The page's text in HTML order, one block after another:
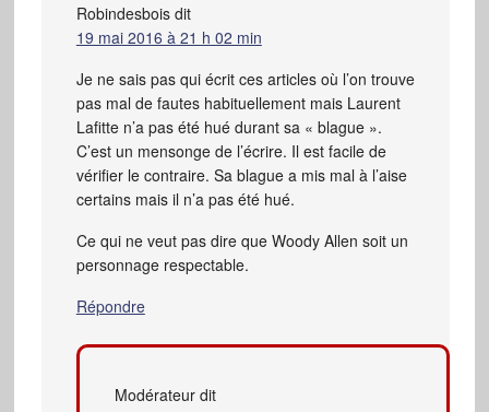
Robindesbois dit
19 mai 2016 à 21 h 02 min
Je ne sais pas qui écrit ces articles où l’on trouve
pas mal de fautes habituellement mais Laurent
Lafitte n’a pas été hué durant sa « blague ».
C’est un mensonge de l’écrire. Il est facile de
vérifier le contraire. Sa blague a mis mal à l’aise
certains mais il n’a pas été hué.
Ce qui ne veut pas dire que Woody Allen soit un
personnage respectable.
Répondre
Modérateur dit